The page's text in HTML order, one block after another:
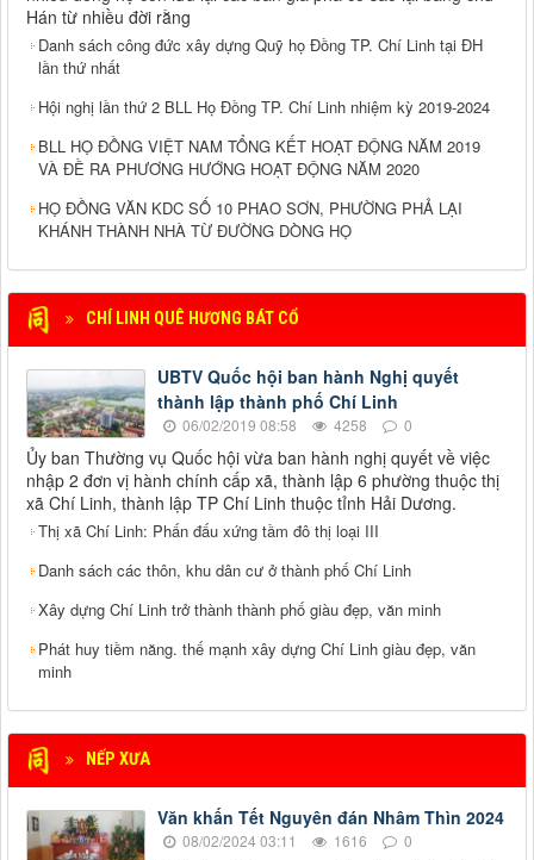
Hán từ nhiều đời rằng
Danh sách công đức xây dựng Quỹ họ Đồng TP. Chí Linh tại ĐH
lần thứ nhất
Hội nghị lần thứ 2 BLL Họ Đồng TP. Chí Linh nhiệm kỳ 2019-2024
BLL HỌ ĐỒNG VIỆT NAM TỔNG KẾT HOẠT ĐỘNG NĂM 2019
VÀ ĐỀ RA PHƯƠNG HƯỚNG HOẠT ĐỘNG NĂM 2020
HỌ ĐỒNG VĂN KDC SỐ 10 PHAO SƠN, PHƯỜNG PHẢ LẠI
KHÁNH THÀNH NHÀ TỪ ĐƯỜNG DÒNG HỌ
CHÍ LINH QUÊ HƯƠNG BÁT CỔ
UBTV Quốc hội ban hành Nghị quyết
thành lập thành phố Chí Linh
06/02/2019 08:58 4258 0
Ủy ban Thường vụ Quốc hội vừa ban hành nghị quyết về việc
nhập 2 đơn vị hành chính cấp xã, thành lập 6 phường thuộc thị
xã Chí Linh, thành lập TP Chí Linh thuộc tỉnh Hải Dương.
Thị xã Chí Linh: Phấn đấu xứng tầm đô thị loại III
Danh sách các thôn, khu dân cư ở thành phố Chí Linh
Xây dựng Chí Linh trở thành thành phố giàu đẹp, văn minh
Phát huy tiềm năng. thế mạnh xây dựng Chí Linh giàu đẹp, văn
minh
NẾP XƯA
Văn khấn Tết Nguyên đán Nhâm Thìn 2024
08/02/2024 03:11 1616 0